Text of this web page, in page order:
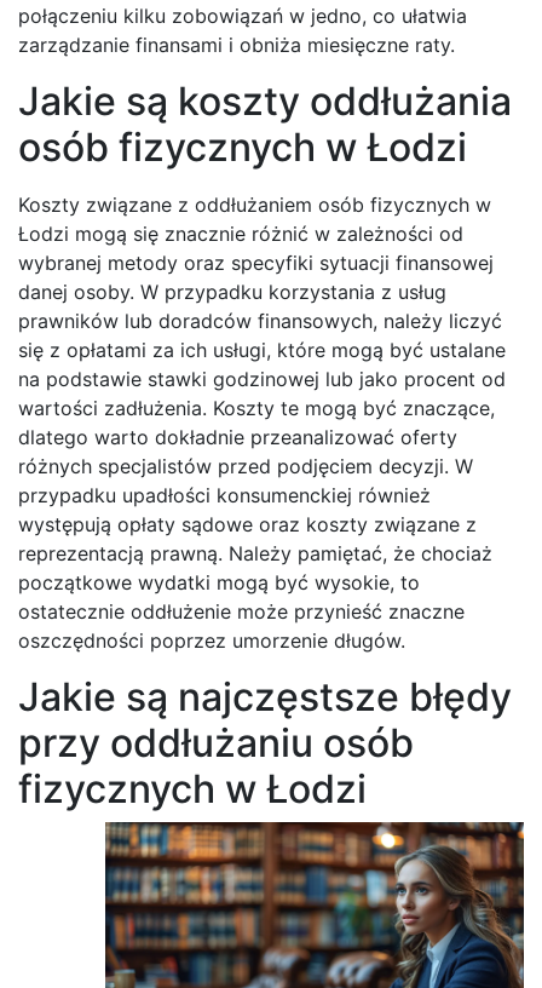
połączeniu kilku zobowiązań w jedno, co ułatwia
zarządzanie finansami i obniża miesięczne raty.
Jakie są koszty oddłużania
osób fizycznych w Łodzi
Koszty związane z oddłużaniem osób fizycznych w
Łodzi mogą się znacznie różnić w zależności od
wybranej metody oraz specyfiki sytuacji finansowej
danej osoby. W przypadku korzystania z usług
prawników lub doradców finansowych, należy liczyć
się z opłatami za ich usługi, które mogą być ustalane
na podstawie stawki godzinowej lub jako procent od
wartości zadłużenia. Koszty te mogą być znaczące,
dlatego warto dokładnie przeanalizować oferty
różnych specjalistów przed podjęciem decyzji. W
przypadku upadłości konsumenckiej również
występują opłaty sądowe oraz koszty związane z
reprezentacją prawną. Należy pamiętać, że chociaż
początkowe wydatki mogą być wysokie, to
ostatecznie oddłużenie może przynieść znaczne
oszczędności poprzez umorzenie długów.
Jakie są najczęstsze błędy
przy oddłużaniu osób
fizycznych w Łodzi